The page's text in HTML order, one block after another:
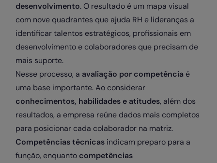
desenvolvimento. O resultado é um mapa visual
com nove quadrantes que ajuda RH e lideranças a
identificar talentos estratégicos, profissionais em
desenvolvimento e colaboradores que precisam de
mais suporte.
Nesse processo, a avaliação por competência é
uma base importante. Ao considerar
conhecimentos, habilidades e atitudes, além dos
resultados, a empresa reúne dados mais completos
para posicionar cada colaborador na matriz.
Competências técnicas indicam preparo para a
função, enquanto competências